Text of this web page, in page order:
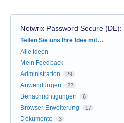
Netwrix Password Secure (DE):
Kategorien
Teilen Sie uns Ihre Idee mit…
Alle Ideen
Mein Feedback
Administration
29
Anwendungen 22
Benachrichtigungen 6
Browser-Erweiterung 17
Dokumente 3